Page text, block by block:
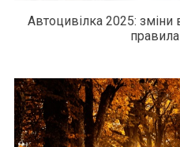
Автоцивілка 2025: зміни